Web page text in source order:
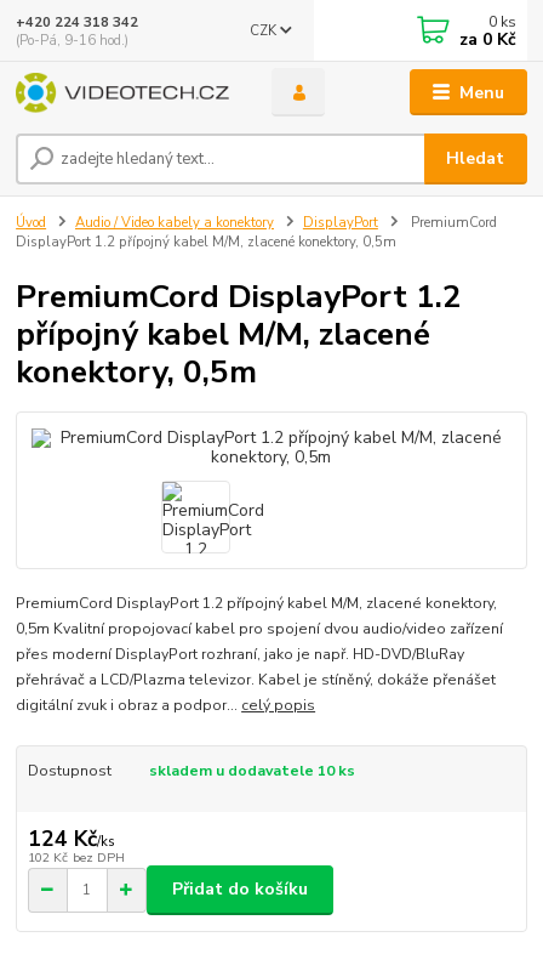
Menu
CZK
Hledat
+420 224 318 342
(Po-Pá, 9-16 hod.)
0 ks
za 0 Kč
Úvod Audio / Video kabely a konektory DisplayPort
PremiumCord
DisplayPort 1.2 přípojný kabel M/M, zlacené konektory, 0,5m
PremiumCord DisplayPort 1.2
přípojný kabel M/M, zlacené
konektory, 0,5m
PremiumCord DisplayPort 1.2 přípojný kabel M/M, zlacené konektory,
0,5m Kvalitní propojovací kabel pro spojení dvou audio/video zařízení
přes moderní DisplayPort rozhraní, jako je např. HD-DVD/BluRay
přehrávač a LCD/Plazma televizor. Kabel je stíněný, dokáže přenášet
digitální zvuk i obraz a podpor... celý popis
Dostupnost skladem u dodavatele 10 ks
124 Kč/ks
102 Kč bez DPH
Přidat do košíku